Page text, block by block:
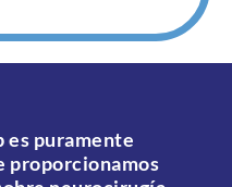
es puramente
proporcionamos